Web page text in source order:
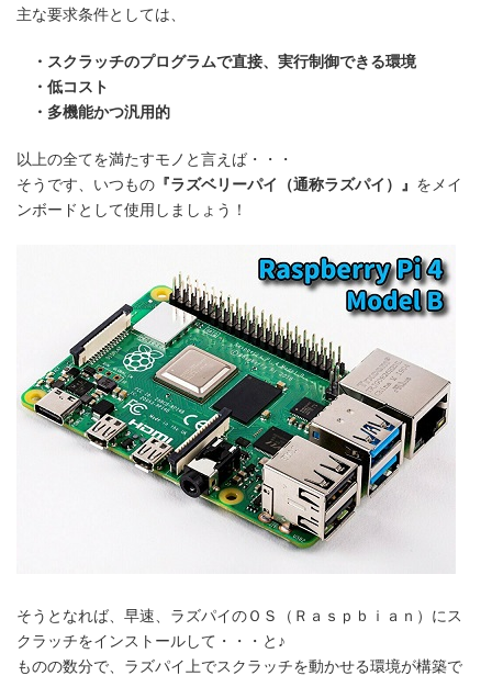
主な要求条件としては、
・スクラッチのプログラムで直接、実行制御できる環境
・低コスト
・多機能かつ汎用的
以上の全てを満たすモノと言えば・・・
そうです、いつもの 『ラズベリーパイ（通称ラズパイ）』 をメイ
ンボードとして使用しましょう！
そうとなれば、早速、ラズパイのＯＳ（Ｒａｓｐｂｉａｎ）にス
クラッチをインストールして・・・と♪
ものの数分で、ラズパイ上でスクラッチを動かせる環境が構築で